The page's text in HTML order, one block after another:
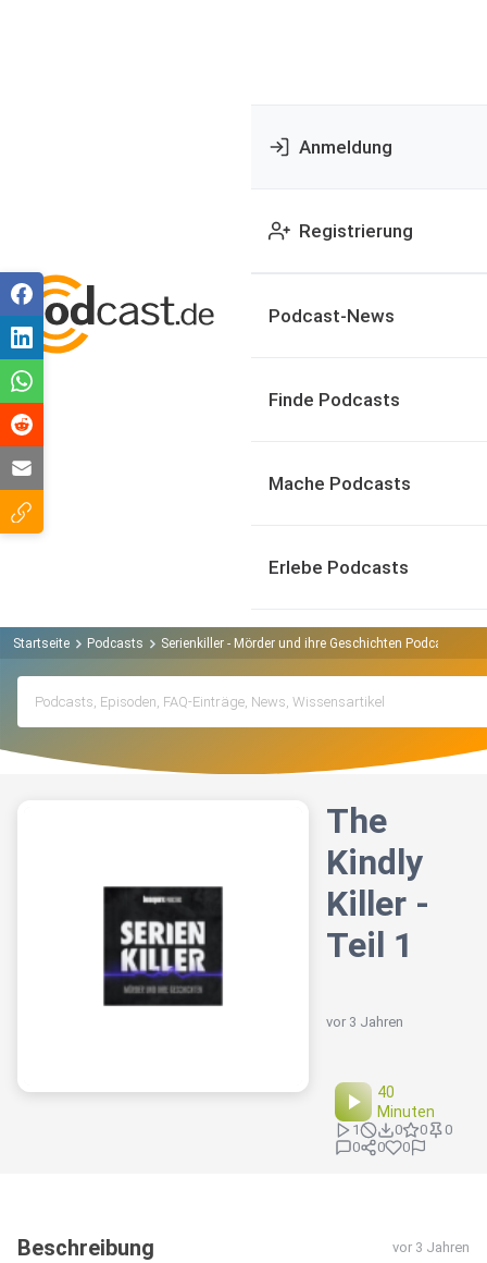
Anmeldung
Registrierung
Podcast-News
Finde Podcasts
Mache Podcasts
Erlebe Podcasts
Startseite Podcasts Serienkiller - Mörder und ihre Geschichten Podcast
The
Kindly
Killer -
Teil 1
vor 3 Jahren
40
Minuten
1 0 0
0
0
0 0
Beschreibung vor 3 Jahren